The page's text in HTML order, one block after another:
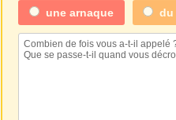
une arnaque du